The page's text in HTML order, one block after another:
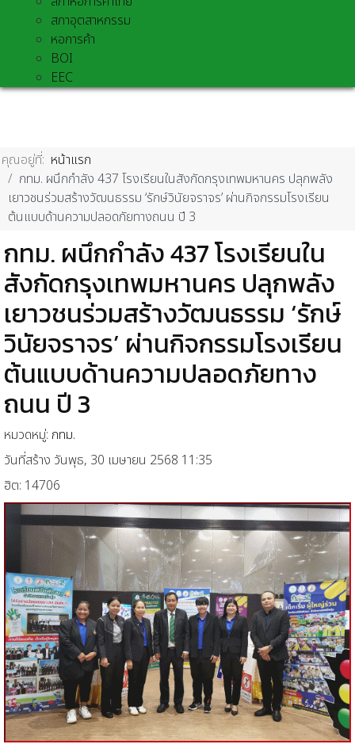
สภาอุตสาหกรรม
หอการค้า
BOI
EEC
คุณอยู่ที่: หน้าแรก
กทม. ผนึกกำลัง 437 โรงเรียนในสังกัดกรุงเทพมหานคร ปลุกพลัง
เยาวชนร่วมสร้างวัฒนธรรม ‘รักษ์วินัยจราจร’ ผ่านกิจกรรมโรงเรียน
ต้นแบบด้านความปลอดภัยทางถนน ปี 3
กทม. ผนึกกำลัง 437 โรงเรียนใน
สังกัดกรุงเทพมหานคร ปลุกพลัง
เยาวชนร่วมสร้างวัฒนธรรม ‘รักษ์
วินัยจราจร’ ผ่านกิจกรรมโรงเรียน
ต้นแบบด้านความปลอดภัยทาง
ถนน ปี 3
หมวดหมู่: กทม.
วันที่สร้าง วันพุธ, 30 เมษายน 2568 11:35
ฮิต: 14706